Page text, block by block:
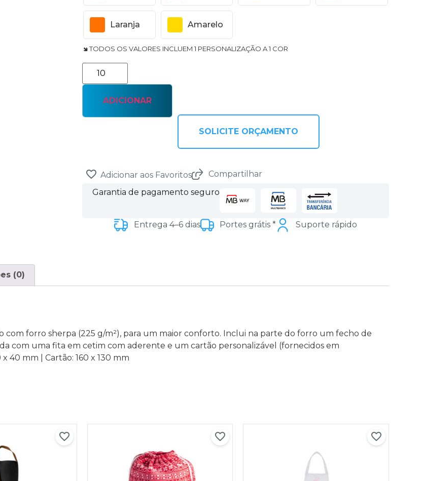
Laranja Amarelo
🢆 TODOS OS VALORES INCLUEM 1 PERSONALIZAÇÃO A 1 COR
ADICIONAR
SOLICITE ORÇAMENTO
Adicionar aos Favoritos
Compartilhar
Garantia de pagamento seguro
Entrega 4–6 dias Portes grátis * Suporte rápido
(0)
com forro sherpa (225 g/m²), para um maior conforto. Inclui na parte do forro um fecho de
com uma fita em cetim com aderente e um cartão personalizável (fornecidos em
40 mm | Cartão: 160 x 130 mm